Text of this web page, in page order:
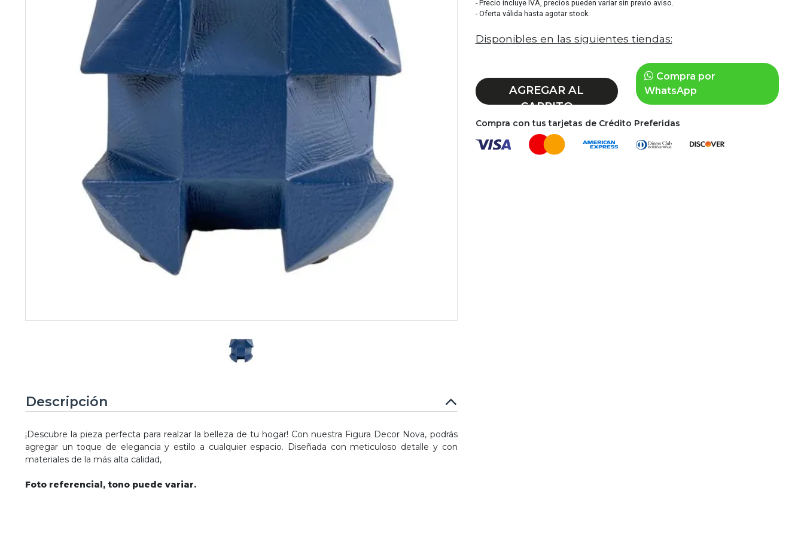
- Precio incluye IVA, precios pueden variar sin previo aviso.
- Oferta válida hasta agotar stock.
Disponibles en las siguientes tiendas:
AGREGAR AL
CARRITO
Compra por
WhatsApp
Compra con tus tarjetas de Crédito Preferidas
Descripción
¡Descubre la pieza perfecta para realzar la belleza de tu hogar! Con nuestra Figura Decor Nova, podrás
agregar un toque de elegancia y estilo a cualquier espacio. Diseñada con meticuloso detalle y con
materiales de la más alta calidad,
Foto referencial, tono puede variar.